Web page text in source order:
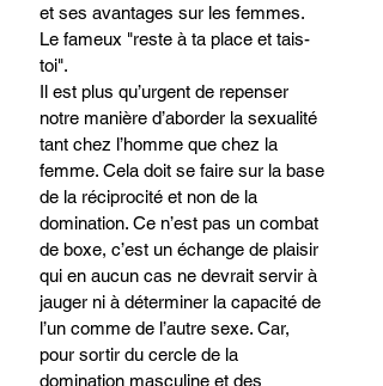
et ses avantages sur les femmes.
Le fameux "reste à ta place et tais-
toi".
Il est plus qu’urgent de repenser
notre manière d’aborder la sexualité
tant chez l’homme que chez la
femme. Cela doit se faire sur la base
de la réciprocité et non de la
domination. Ce n’est pas un combat
de boxe, c’est un échange de plaisir
qui en aucun cas ne devrait servir à
jauger ni à déterminer la capacité de
l’un comme de l’autre sexe. Car,
pour sortir du cercle de la
domination masculine et des